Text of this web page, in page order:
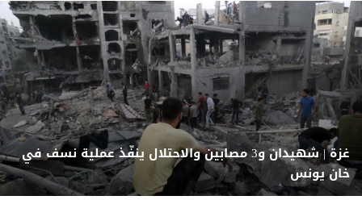
غزة | شهيدان و3 مصابين والاحتلال ينفّذ عملية نسف في
خان يونس